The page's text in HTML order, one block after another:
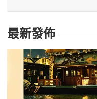
最新發佈